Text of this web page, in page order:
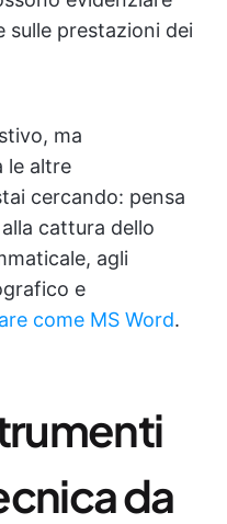
prestazioni dei
ma
le altre
cercando: pensa
cattura dello
agli
e
come MS Word.
da